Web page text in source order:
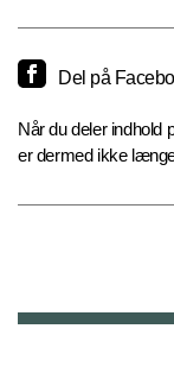
Del på
Når du deler indhold
er dermed ikke